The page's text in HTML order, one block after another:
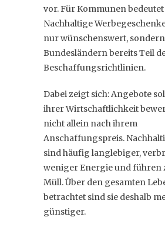
vor. Für Kommunen bedeutet
Nachhaltige
nur wünschenswert,
Bundesländern bereits Teil
Beschaffungsrichtlinien.
Dabei zeigt sich: Angebote
ihrer Wirtschaftlichkeit
nicht allein nach ihrem
Anschaffungspreis.
sind häufig langlebiger,
weniger Energie und führen
Müll. Über den gesamten
betrachtet sind sie deshalb
günstiger.